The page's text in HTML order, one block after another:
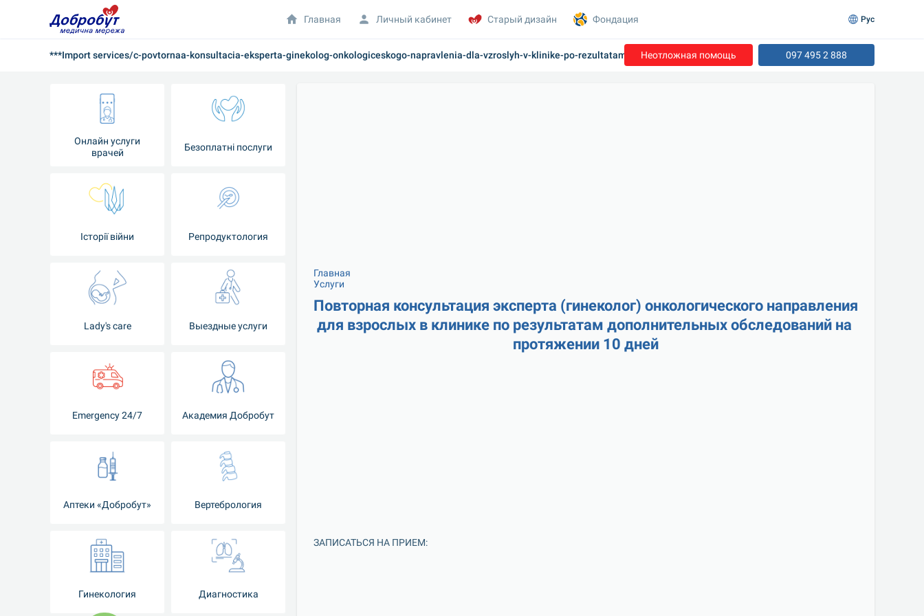
***Import services/c-povtornaa-konsultacia-eksperta-ginekolog-onkologiceskogo-napravlenia-dla-vzroslyh-v-klinike-po-rezultatam-dopolnitelnyh-obsled
Неотложная помощь 097 495 2 888
Онлайн услуги
врачей
Безоплатні послуги
Iсторії війни Репродуктология
Lady's care Выездные услуги
Emergency 24/7 Академия Добробут
Аптеки «Добробут» Вертебрология
Гинекология Диагностика
Главная
Услуги
Повторная консультация эксперта (гинеколог) онкологического направления
для взрослых в клинике по результатам дополнительных обследований на
протяжении 10 дней
ЗАПИСАТЬСЯ НА ПРИЕМ:
Главная Личный кабинет Старый дизайн Фондация Рус